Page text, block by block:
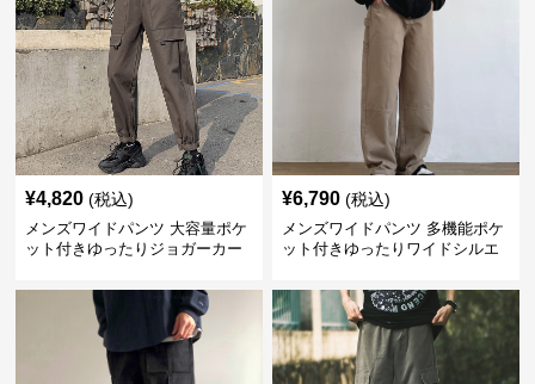
¥4,820 (税込)
メンズワイドパンツ 大容量ポケ
ット付きゆったりジョガーカー
¥6,790 (税込)
メンズワイドパンツ 多機能ポケ
ット付きゆったりワイドシルエ